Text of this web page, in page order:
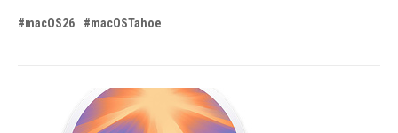
#macOS26 #macOSTahoe